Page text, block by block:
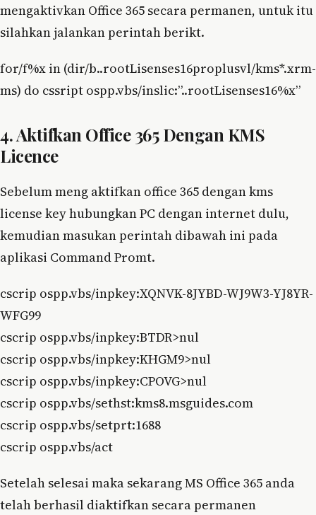
mengaktivkan Office 365 secara permanen, untuk itu
silahkan jalankan perintah berikt.
for/f%x in (dir/b..rootLisenses16proplusvl/kms*.xrm-
ms) do cssript ospp.vbs/inslic:”..rootLisenses16%x”
4. Aktifkan Office 365 Dengan KMS
Licence
Sebelum meng aktifkan office 365 dengan kms
license key hubungkan PC dengan internet dulu,
kemudian masukan perintah dibawah ini pada
aplikasi Command Promt.
cscrip ospp.vbs/inpkey:XQNVK-8JYBD-WJ9W3-YJ8YR-
WFG99
cscrip ospp.vbs/inpkey:BTDR>nul
cscrip ospp.vbs/inpkey:KHGM9>nul
cscrip ospp.vbs/inpkey:CPOVG>nul
cscrip ospp.vbs/sethst:kms8.msguides.com
cscrip ospp.vbs/setprt:1688
cscrip ospp.vbs/act
Setelah selesai maka sekarang MS Office 365 anda
telah berhasil diaktifkan secara permanen